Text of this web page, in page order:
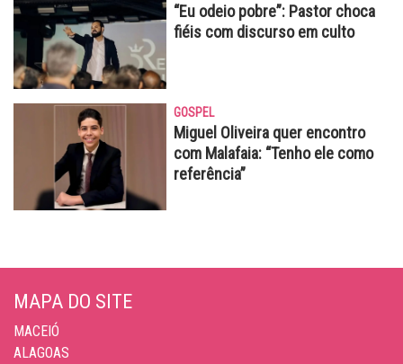
“Eu odeio pobre”: Pastor choca
fiéis com discurso em culto
GOSPEL
Miguel Oliveira quer encontro
com Malafaia: “Tenho ele como
referência”
MAPA DO SITE
MACEIÓ
ALAGOAS